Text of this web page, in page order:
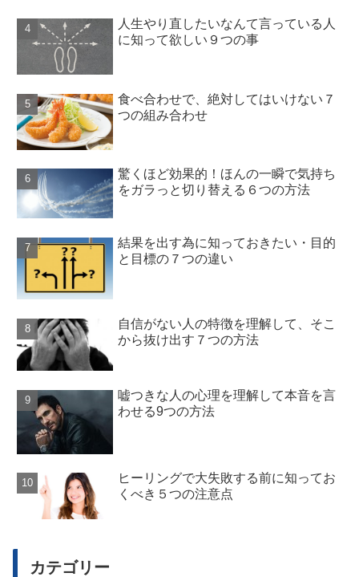
人生やり直したいなんて言っている人
に知って欲しい９つの事
食べ合わせで、絶対してはいけない７
つの組み合わせ
驚くほど効果的！ほんの一瞬で気持ち
をガラっと切り替える６つの方法
結果を出す為に知っておきたい・目的
と目標の７つの違い
自信がない人の特徴を理解して、そこ
から抜け出す７つの方法
嘘つきな人の心理を理解して本音を言
わせる9つの方法
ヒーリングで大失敗する前に知ってお
くべき５つの注意点
カテゴリー